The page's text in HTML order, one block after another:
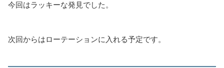
今回はラッキーな発見でした。
次回からはローテーションに入れる予定です。